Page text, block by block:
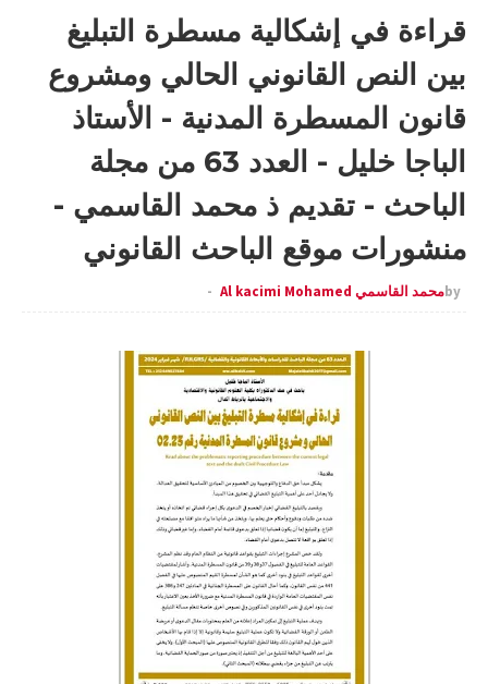
قراءة في إشكالية مسطرة التبليغ
بين النص القانوني الحالي ومشروع
قانون المسطرة المدنية - الأستاذ
الباجا خليل - العدد 63 من مجلة
الباحث - تقديم ذ محمد القاسمي -
منشورات موقع الباحث القانوني
byمحمد القاسمي Al kacimi Mohamed